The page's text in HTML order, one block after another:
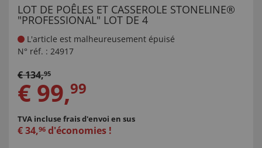
LOT DE POÊLES ET CASSEROLE STONELINE®
"PROFESSIONAL" LOT DE 4
L'article est malheureusement épuisé
N° réf. : 24917
€134,95
€ 99,99
TVA incluse frais d'envoi en sus
€34,96 d'économies !